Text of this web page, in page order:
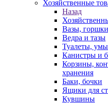
Хозяйственные
Назад
Вазы,
Ведра и тазы
Туалеты,
Канистры и
Корзины,
хранения
Баки, бочки
Ящики для
Кувшины